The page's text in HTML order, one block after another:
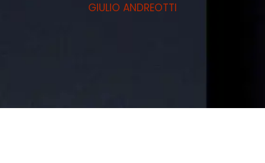
GIULIO ANDREOTTI